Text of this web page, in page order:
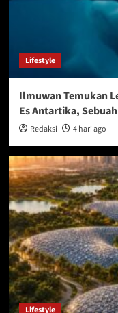
Lifestyle
Ilmuwan Temukan
Es Antartika,
Redaksi 4 hari ago
Lifestyle